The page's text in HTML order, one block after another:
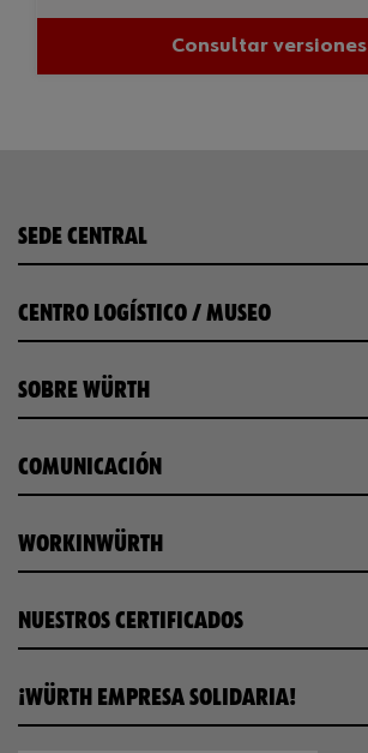
Consultar versiones
SEDE CENTRAL
CENTRO LOGÍSTICO / MUSEO
SOBRE WÜRTH
COMUNICACIÓN
WORKINWÜRTH
NUESTROS CERTIFICADOS
¡WÜRTH EMPRESA SOLIDARIA!